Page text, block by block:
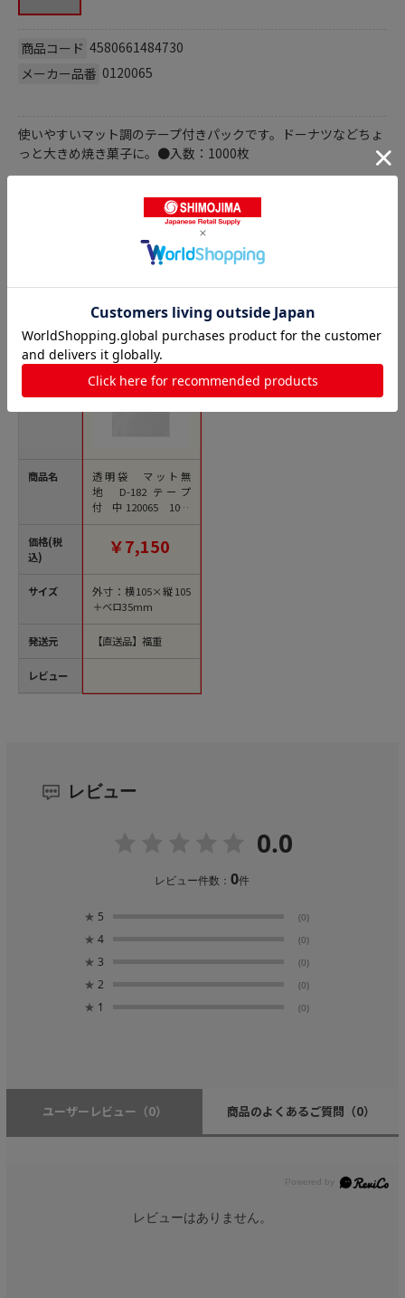
商品コード 4580661484730
メーカー品番 0120065
使いやすいマット調のテープ付きパックです。ドーナツなどちょ
っと大きめ焼き菓子に。●入数：1000枚
カマス袋の人気商品との比較
商品名
価格(税
込)
サイズ
発送元
レビュー
透明袋 マット無
地 D-182 テープ
付 中 120065 1000
枚/袋（ご注文単位1
袋）【直送品】
￥7,150
外寸：横105×縦105
＋ベロ35mm
【直送品】福重
レビュー
0.0
レビュー件数：0件
★ 5 (0)
★ 4 (0)
★ 3 (0)
★ 2 (0)
★ 1 (0)
ユーザーレビュー （0） 商品のよくあるご質問 （0）
レビューはありません。